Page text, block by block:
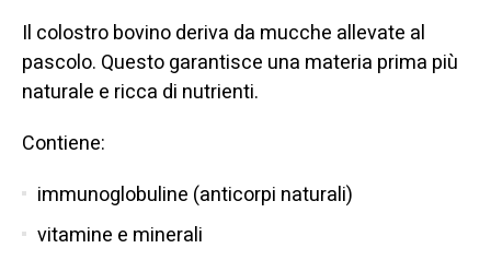
Il colostro bovino deriva da mucche allevate al
pascolo. Questo garantisce una materia prima più
naturale e ricca di nutrienti.
Contiene:
immunoglobuline (anticorpi naturali)
vitamine e minerali